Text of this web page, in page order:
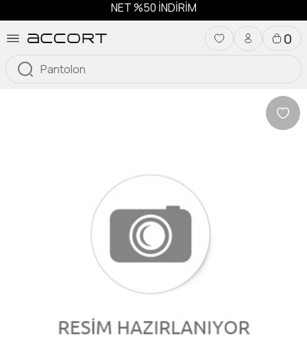
NET %50 İNDİRİM
0